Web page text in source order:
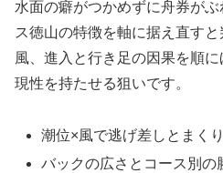
水面の癖がつかめずに舟券が
ス徳山の特徴を軸に据え直す
風、進入と行き足の因果を順
現性を持たせる狙いです。
潮位×風で逃げ差しとまく
バックの広さとコース別の